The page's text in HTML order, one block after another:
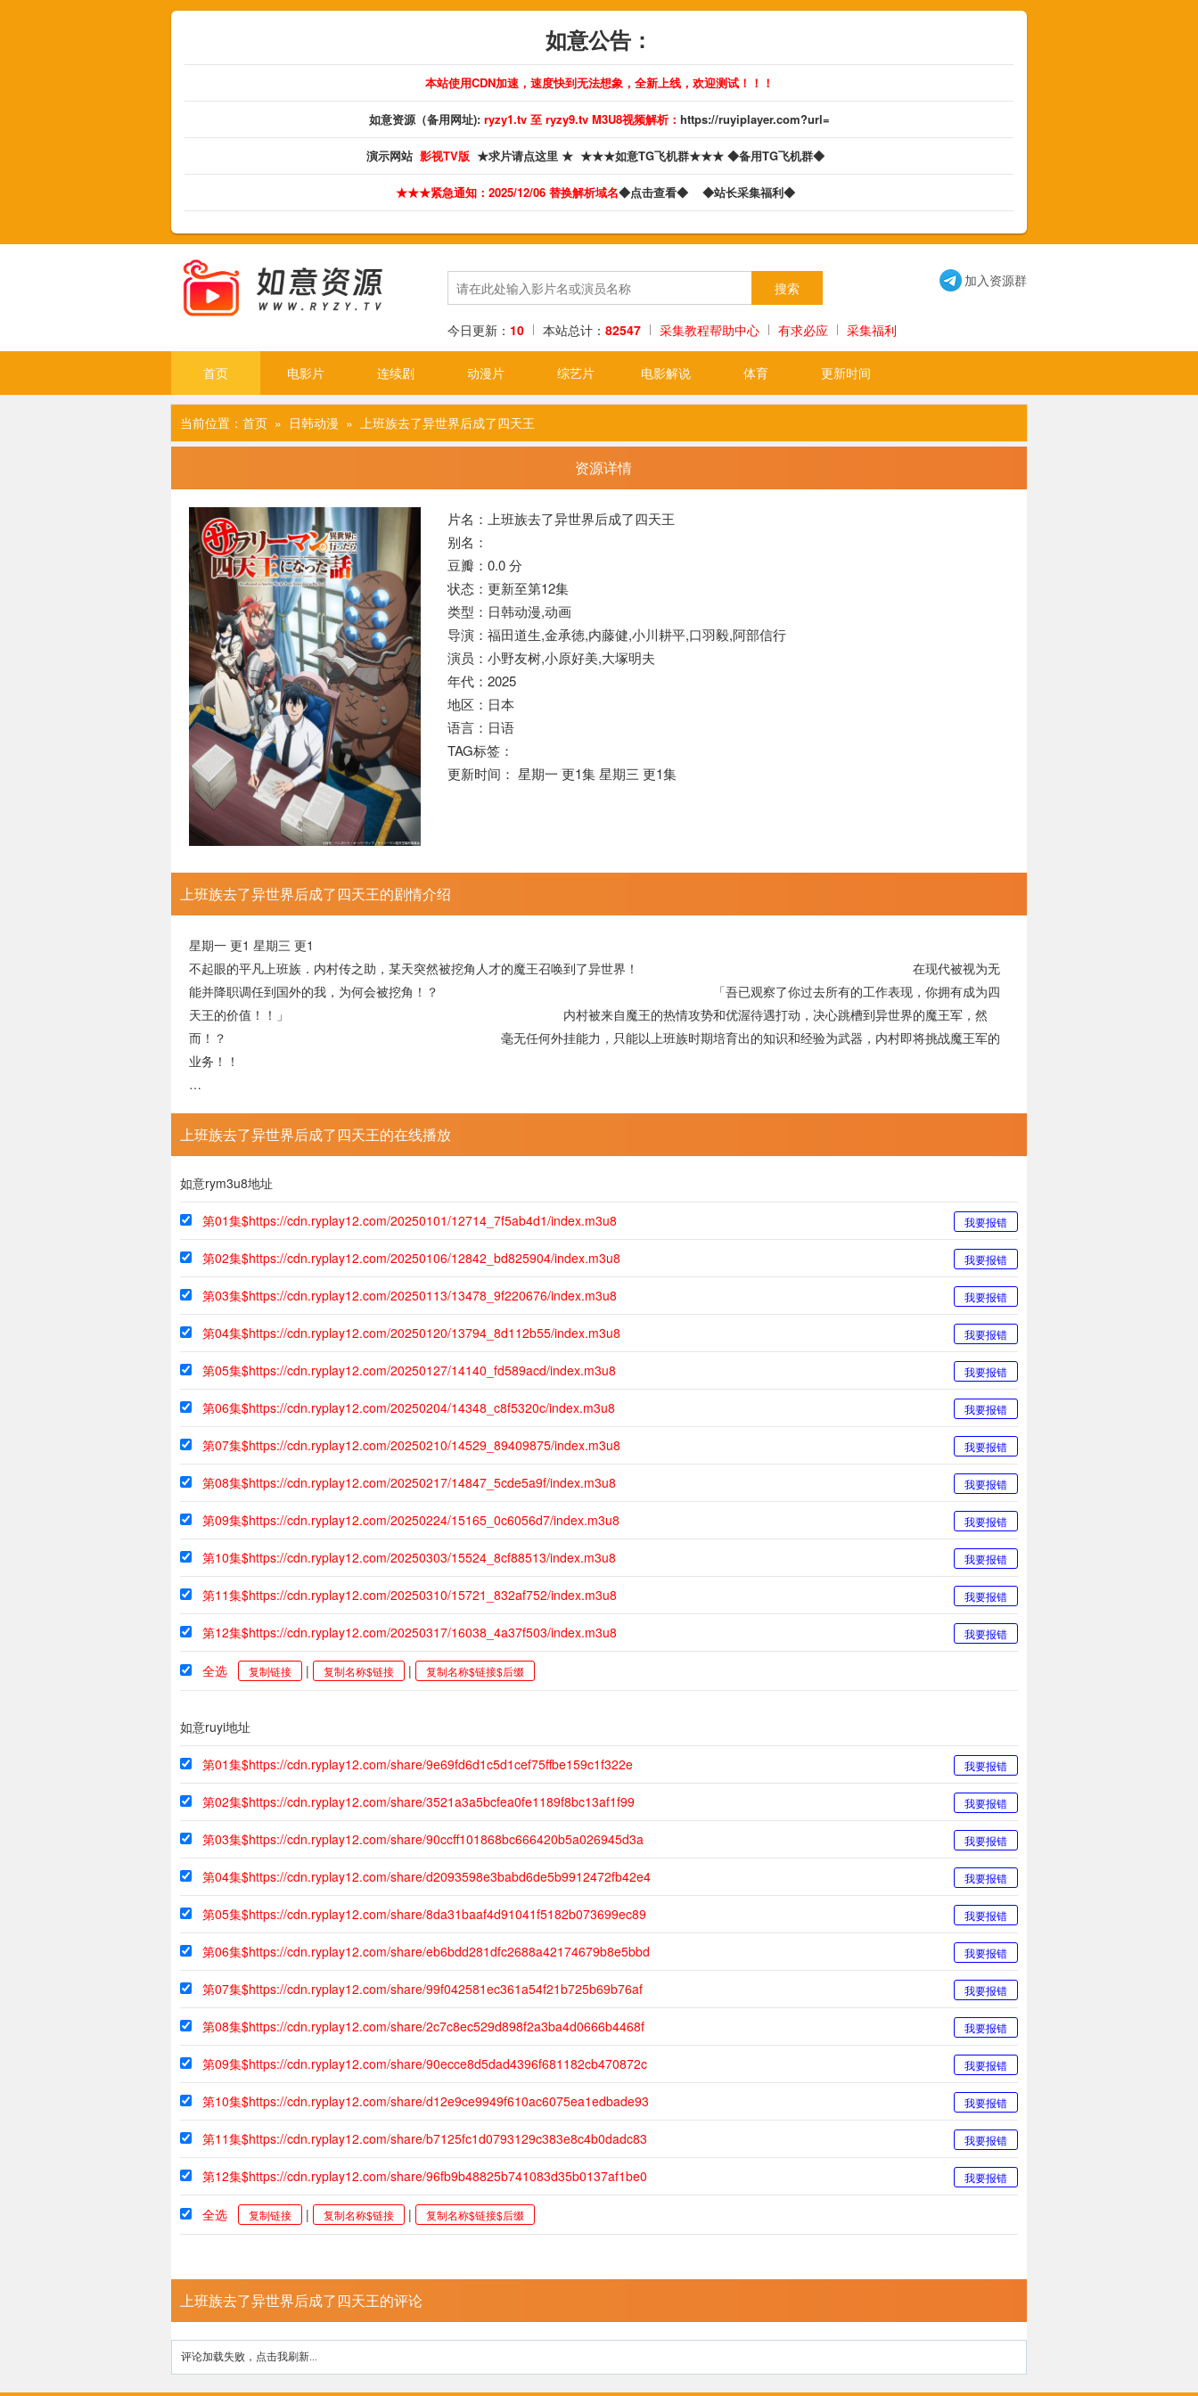
如意公告：
本站使用CDN加速，速度快到无法想象，全新上线，欢迎测试！！！
如意资源（备用网址):ryzy1.tv 至 ryzy9.tv M3U8视频解析： https://ruyiplayer.com?url=
演示网站 影视TV版 ★求片请点这里 ★ ★★★如意TG飞机群★★★ ◆备用TG飞机群◆
★★★紧急通知：2025/12/06 替换解析域名◆点击查看◆ ◆站长采集福利◆
今日更新： 10 本站总计： 82547 采集教程帮助中心 有求必应 采集福利
加入资源群
首页 电影片 连续剧 动漫片 综艺片 电影解说 体育 更新时间
当前位置： 首页 » 日韩动漫 » 上班族去了异世界后成了四天王
资源详情
片名：上班族去了异世界后成了四天王
别名：
豆瓣：0.0 分
状态：更新至第12集
类型：日韩动漫,动画
导演：福田道生,金承徳,内藤健,小川耕平,口羽毅,阿部信行
演员：小野友树,小原好美,大塚明夫
年代：2025
地区：日本
语言：日语
TAG标签：
更新时间： 星期一 更1集 星期三 更1集
上班族去了异世界后成了四天王的剧情介绍
星期一 更1 星期三 更1
不起眼的平凡上班族．内村传之助，某天突然被挖角人才的魔王召唤到了异世界！ 在现代被视为无
能并降职调任到国外的我，为何会被挖角！？ 「吾已观察了你过去所有的工作表现，你拥有成为四
天王的价值！！」 内村被来自魔王的热情攻势和优渥待遇打动，决心跳槽到异世界的魔王军，然
而！？ 毫无任何外挂能力，只能以上班族时期培育出的知识和经验为武器，内村即将挑战魔王军的
业务！！
…
上班族去了异世界后成了四天王的在线播放
如意rym3u8地址
第01集$https://cdn.ryplay12.com/20250101/12714_7f5ab4d1/index.m3u8 我要报错
第02集$https://cdn.ryplay12.com/20250106/12842_bd825904/index.m3u8 我要报错
第03集$https://cdn.ryplay12.com/20250113/13478_9f220676/index.m3u8 我要报错
第04集$https://cdn.ryplay12.com/20250120/13794_8d112b55/index.m3u8 我要报错
第05集$https://cdn.ryplay12.com/20250127/14140_fd589acd/index.m3u8 我要报错
第06集$https://cdn.ryplay12.com/20250204/14348_c8f5320c/index.m3u8 我要报错
第07集$https://cdn.ryplay12.com/20250210/14529_89409875/index.m3u8 我要报错
第08集$https://cdn.ryplay12.com/20250217/14847_5cde5a9f/index.m3u8 我要报错
第09集$https://cdn.ryplay12.com/20250224/15165_0c6056d7/index.m3u8 我要报错
第10集$https://cdn.ryplay12.com/20250303/15524_8cf88513/index.m3u8 我要报错
第11集$https://cdn.ryplay12.com/20250310/15721_832af752/index.m3u8 我要报错
第12集$https://cdn.ryplay12.com/20250317/16038_4a37f503/index.m3u8 我要报错
全选 复制链接 | 复制名称$链接 | 复制名称$链接$后缀
如意ruyi地址
第01集$https://cdn.ryplay12.com/share/9e69fd6d1c5d1cef75ffbe159c1f322e 我要报错
第02集$https://cdn.ryplay12.com/share/3521a3a5bcfea0fe1189f8bc13af1f99 我要报错
第03集$https://cdn.ryplay12.com/share/90ccff101868bc666420b5a026945d3a 我要报错
第04集$https://cdn.ryplay12.com/share/d2093598e3babd6de5b9912472fb42e4 我要报错
第05集$https://cdn.ryplay12.com/share/8da31baaf4d91041f5182b073699ec89 我要报错
第06集$https://cdn.ryplay12.com/share/eb6bdd281dfc2688a42174679b8e5bbd 我要报错
第07集$https://cdn.ryplay12.com/share/99f042581ec361a54f21b725b69b76af 我要报错
第08集$https://cdn.ryplay12.com/share/2c7c8ec529d898f2a3ba4d0666b4468f 我要报错
第09集$https://cdn.ryplay12.com/share/90ecce8d5dad4396f681182cb470872c 我要报错
第10集$https://cdn.ryplay12.com/share/d12e9ce9949f610ac6075ea1edbade93 我要报错
第11集$https://cdn.ryplay12.com/share/b7125fc1d0793129c383e8c4b0dadc83 我要报错
第12集$https://cdn.ryplay12.com/share/96fb9b48825b741083d35b0137af1be0 我要报错
全选 复制链接 | 复制名称$链接 | 复制名称$链接$后缀
上班族去了异世界后成了四天王的评论
评论加载失败，点击我刷新...